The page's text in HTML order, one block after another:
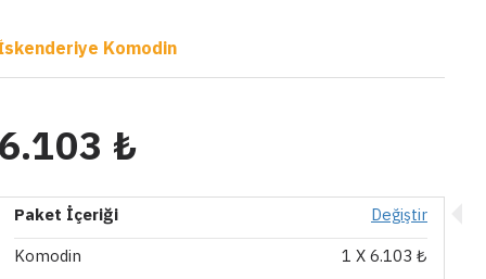
Komodin
6.103 ₺
Paket İçeriği
Değiştir
Komodin
1 X 6.103 ₺